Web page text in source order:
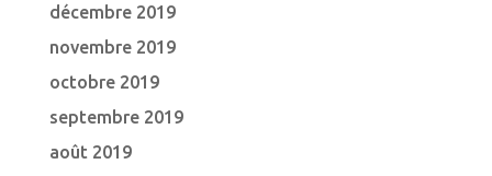
décembre 2019
novembre 2019
octobre 2019
septembre 2019
août 2019